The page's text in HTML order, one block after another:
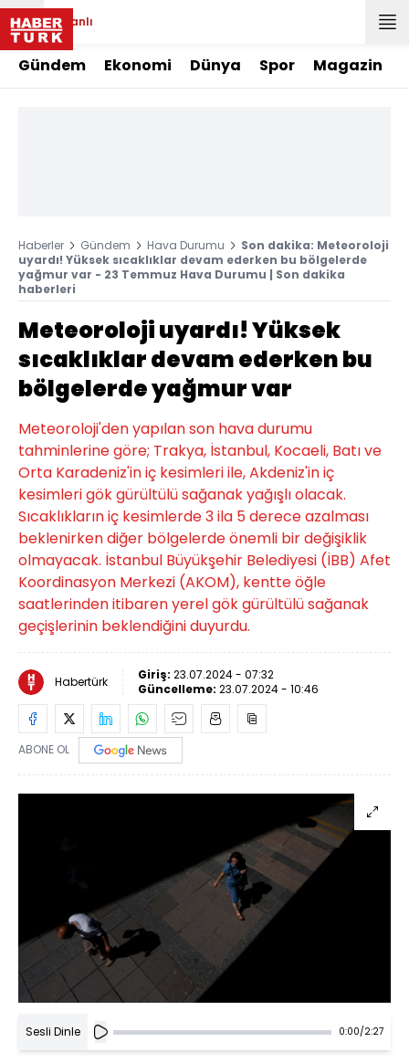
Canlı
Gündem Ekonomi Dünya Spor Magazin
Haberler Gündem Hava Durumu
Son dakika: Meteoroloji
uyardı! Yüksek sıcaklıklar devam ederken bu bölgelerde
yağmur var - 23 Temmuz Hava Durumu | Son dakika
haberleri
Meteoroloji uyardı! Yüksek
sıcaklıklar devam ederken bu
bölgelerde yağmur var
Meteoroloji'den yapılan son hava durumu
tahminlerine göre; Trakya, İstanbul, Kocaeli, Batı ve
Orta Karadeniz'in iç kesimleri ile, Akdeniz'in iç
kesimleri gök gürültülü sağanak yağışlı olacak.
Sıcaklıkların iç kesimlerde 3 ila 5 derece azalması
beklenirken diğer bölgelerde önemli bir değişiklik
olmayacak. İstanbul Büyükşehir Belediyesi (İBB) Afet
Koordinasyon Merkezi (AKOM), kentte öğle
saatlerinden itibaren yerel gök gürültülü sağanak
geçişlerinin beklendiğini duyurdu.
Habertürk Giriş: 23.07.2024 - 07:32
Güncelleme: 23.07.2024 - 10:46
ABONE OL
Sesli Dinle 0:00/2:27